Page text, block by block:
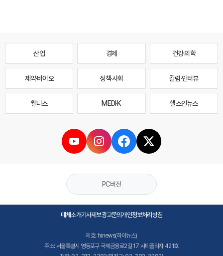
산업 경제 건강·의학
제약·바이오 정책·사회 칼럼·인터뷰
웰니스 MEDI·K 헬스인뉴스
PC버전
매체소개기사제보광고문의개인정보처리방침
제호: hinews(하이뉴스)
주소: 서울특별시 영등포구 국제금융로2길 17 시티플라자 421호